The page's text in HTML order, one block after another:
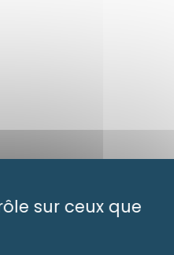
sur ceux que